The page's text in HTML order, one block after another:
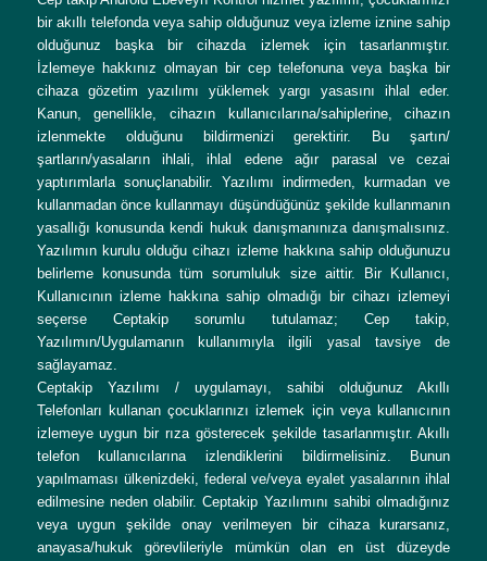
bir akıllı telefonda veya sahip olduğunuz veya izleme iznine sahip
olduğunuz başka bir cihazda izlemek için tasarlanmıştır.
İzlemeye hakkınız olmayan bir cep telefonuna veya başka bir
cihaza gözetim yazılımı yüklemek yargı yasasını ihlal eder.
Kanun, genellikle, cihazın kullanıcılarına/sahiplerine, cihazın
izlenmekte olduğunu bildirmenizi gerektirir. Bu şartın/
şartların/yasaların ihlali, ihlal edene ağır parasal ve cezai
yaptırımlarla sonuçlanabilir. Yazılımı indirmeden, kurmadan ve
kullanmadan önce kullanmayı düşündüğünüz şekilde kullanmanın
yasallığı konusunda kendi hukuk danışmanınıza danışmalısınız.
Yazılımın kurulu olduğu cihazı izleme hakkına sahip olduğunuzu
belirleme konusunda tüm sorumluluk size aittir. Bir Kullanıcı,
Kullanıcının izleme hakkına sahip olmadığı bir cihazı izlemeyi
seçerse Ceptakip sorumlu tutulamaz; Cep takip,
Yazılımın/Uygulamanın kullanımıyla ilgili yasal tavsiye de
sağlayamaz.
Ceptakip Yazılımı / uygulamayı, sahibi olduğunuz Akıllı
Telefonları kullanan çocuklarınızı izlemek için veya kullanıcının
izlemeye uygun bir rıza gösterecek şekilde tasarlanmıştır. Akıllı
telefon kullanıcılarına izlendiklerini bildirmelisiniz. Bunun
yapılmaması ülkenizdeki, federal ve/veya eyalet yasalarının ihlal
edilmesine neden olabilir. Ceptakip Yazılımını sahibi olmadığınız
veya uygun şekilde onay verilmeyen bir cihaza kurarsanız,
anayasa/hukuk görevlileriyle mümkün olan en üst düzeyde